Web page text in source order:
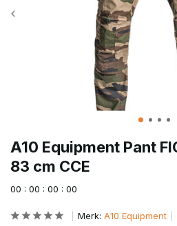
A10 Equipment Pant
83 cm CCE
00 : 00 : 00 : 00
Merk: A10 Equipment